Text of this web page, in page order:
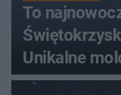
To
Unikalne